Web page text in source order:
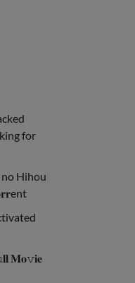
for
Hihou
𝐌𝐨𝚟𝐢𝐞